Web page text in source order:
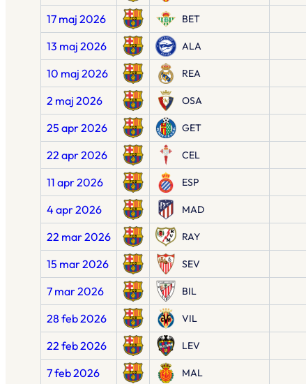
17 maj 2026 BET
13 maj 2026
ALA
10 maj 2026 REA
2 maj 2026 OSA
25 apr 2026 GET
22 apr 2026 CEL
11 apr 2026 ESP
4 apr 2026 MAD
22 mar 2026 RAY
15 mar 2026 SEV
7 mar 2026
BIL
28 feb 2026 VIL
22 feb 2026 LEV
7 feb 2026
MAL